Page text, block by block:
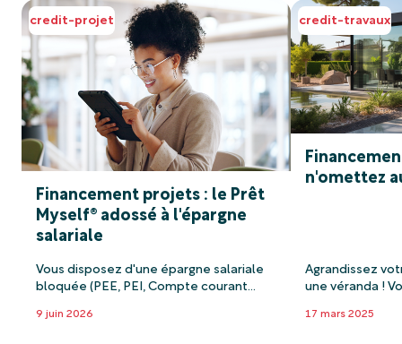
Financement projets : le Prêt
Myself® adossé à l'épargne
salariale
credit-projet
Vous disposez d'une épargne salariale
bloquée (PEE, PEI, Compte courant
les avantages du Prêt Myself pour
9 juin 2026
n'omettez
credit-travaux
Agrandissez
une véranda !
une jolie
17 mars 2025